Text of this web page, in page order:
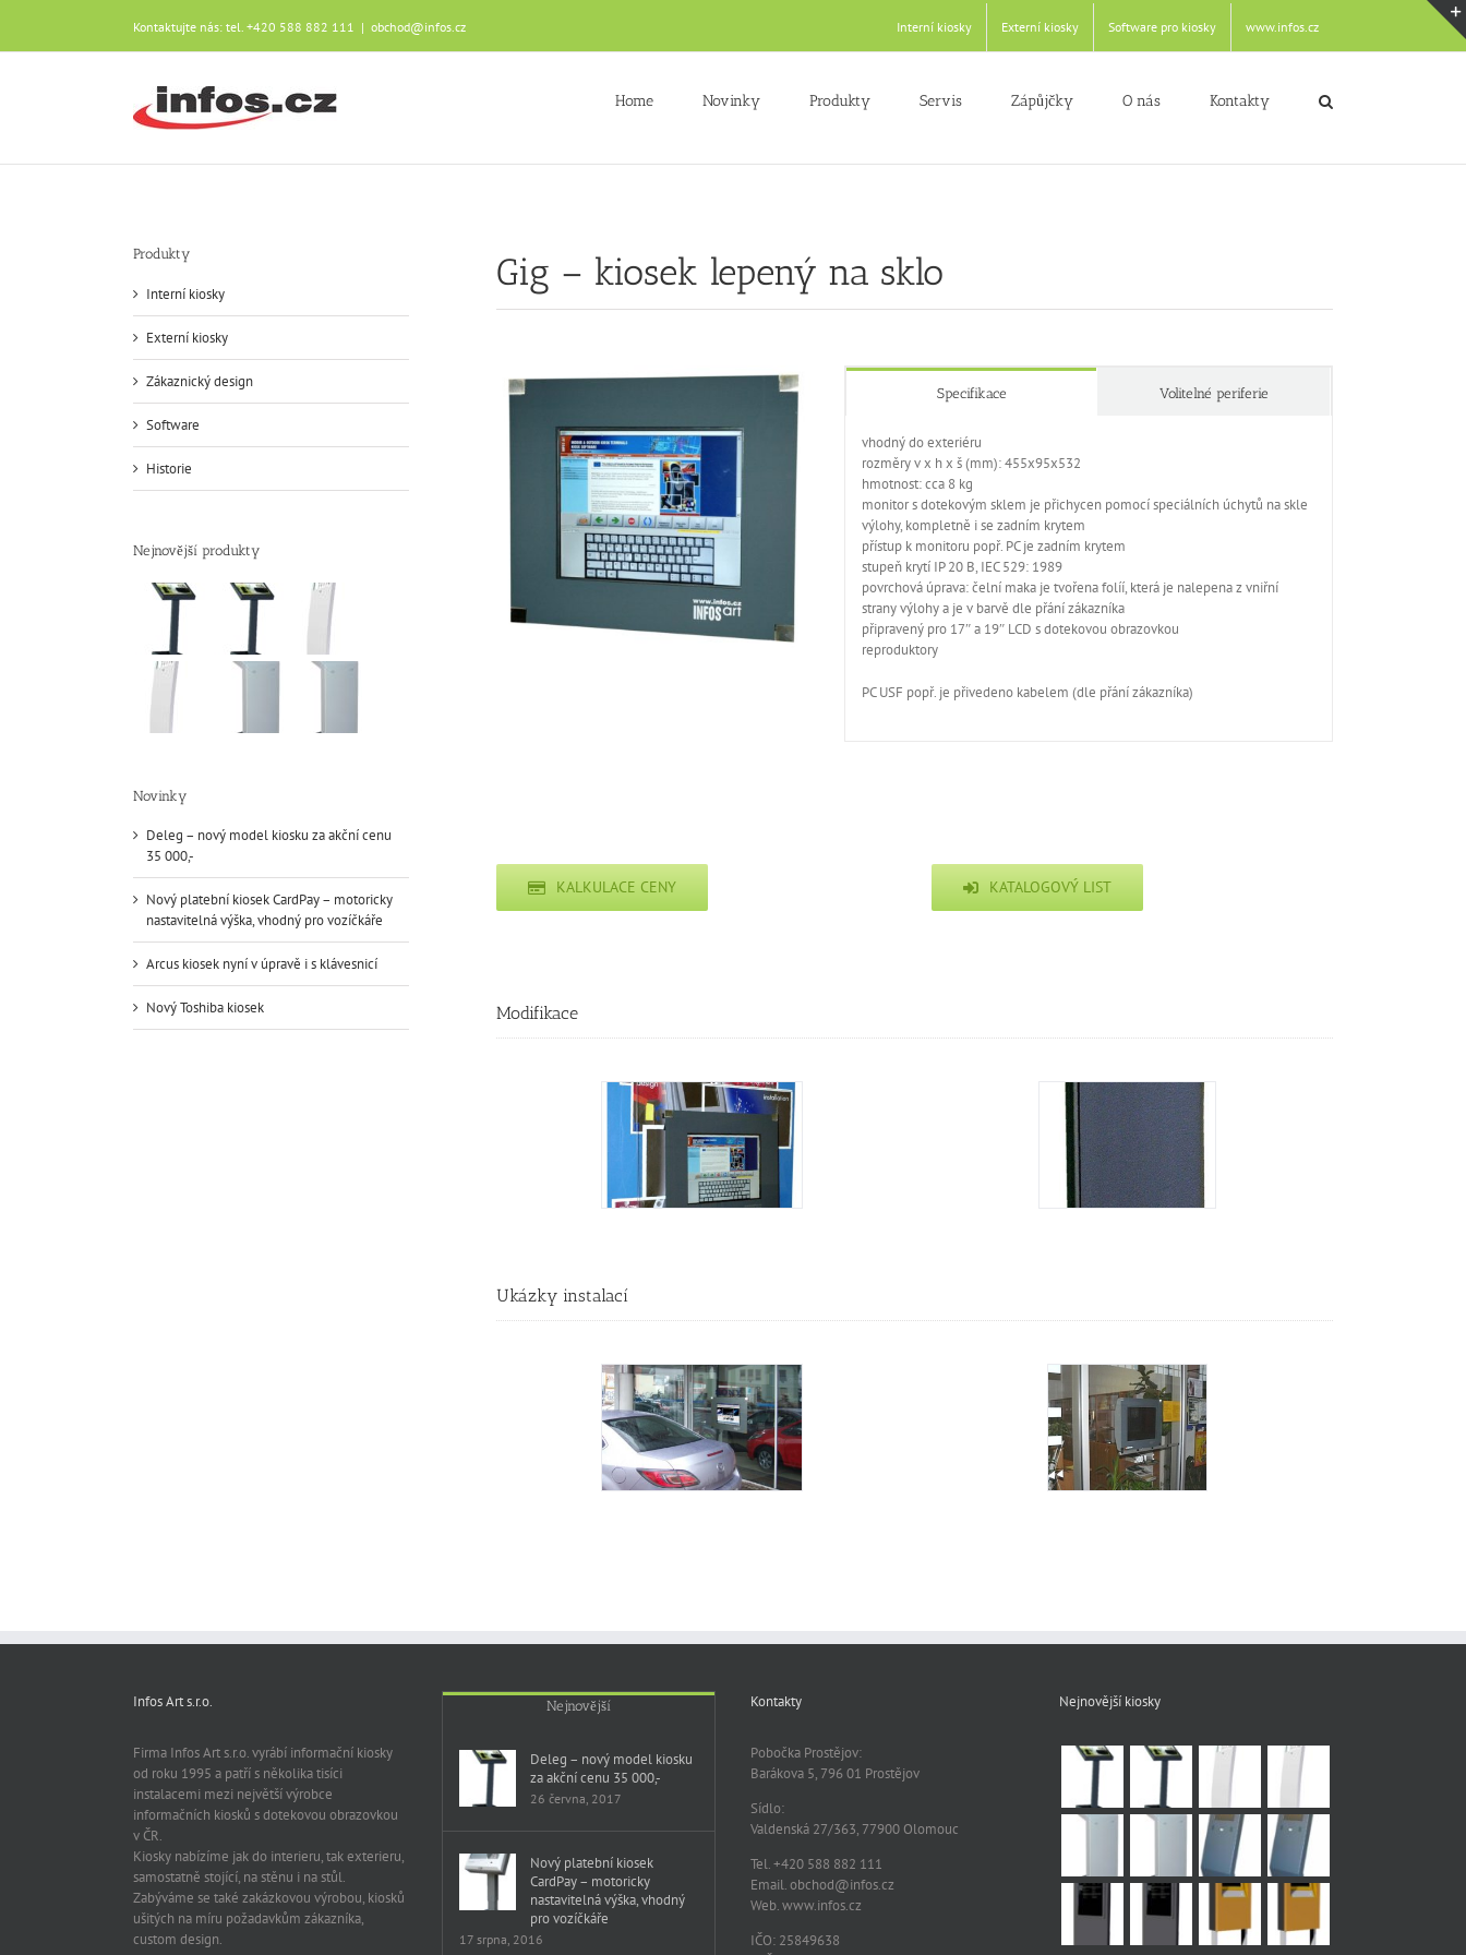
obsah
Kontaktujte nás: tel. +420 588 882 111 | obchod@infos.cz Interní kiosky Externí kiosky Software pro kiosky www.infos.cz
Home Novinky Produkty Servis Zápůjčky O nás Kontakty
Gig – kiosek lepený na sklo
Specifikace Volitelné periferie
vhodný do exteriéru
rozměry v x h x š (mm): 455x95x532
hmotnost: cca 8 kg
monitor s dotekovým sklem je přichycen pomocí speciálních úchytů na skle
výlohy, kompletně i se zadním krytem
přístup k monitoru popř. PC je zadním krytem
stupeň krytí IP 20 B, IEC 529: 1989
povrchová úprava: čelní maka je tvořena folíí, která je nalepena z vniřní
strany výlohy a je v barvě dle přání zákazníka
připravený pro 17″ a 19″ LCD s dotekovou obrazovkou
reproduktory
PC USF popř. je přivedeno kabelem (dle přání zákazníka)
KALKULACE CENY KATALOGOVÝ LIST
Modifikace
Ukázky instalací
Produkty
Interní kiosky
Externí kiosky
Zákaznický design
Software
Historie
Nejnovější produkty
Novinky
Deleg – nový model kiosku za akční cenu
35 000,-
Nový platební kiosek CardPay – motoricky
nastavitelná výška, vhodný pro vozíčkáře
Arcus kiosek nyní v úpravě i s klávesnicí
Nový Toshiba kiosek
Infos Art s.r.o.
Firma Infos Art s.r.o. vyrábí informační kiosky
od roku 1995 a patří s několika tisíci
instalacemi mezi největší výrobce
informačních kiosků s dotekovou obrazovkou
v ČR.
Kiosky nabízíme jak do interieru, tak exterieru,
samostatně stojící, na stěnu i na stůl.
Zabýváme se také zakázkovou výrobou, kiosků
ušitých na míru požadavkům zákazníka,
custom design.
Nejnovější
Deleg – nový model kiosku
za akční cenu 35 000,-
26 června, 2017
Nový platební kiosek
CardPay – motoricky
nastavitelná výška, vhodný
pro vozíčkáře
17 srpna, 2016
Kontakty
Pobočka Prostějov:
Barákova 5, 796 01 Prostějov
Sídlo:
Valdenská 27/363, 77900 Olomouc
Tel. +420 588 882 111
Email. obchod@infos.cz
Web. www.infos.cz
IČO: 25849638
Nejnovější kiosky